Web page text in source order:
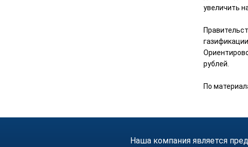
увеличить
рублей.
По
Наша компания является